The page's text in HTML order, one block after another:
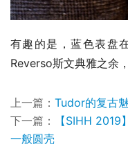
有趣的是，蓝色表盘
Reverso斯文典雅之余
上一篇： Tudor的复古
下一篇：
【SIHH
一般圆壳